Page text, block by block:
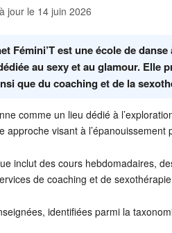
jour le 14 juin 2026
Fémini’T est une école de
au sexy et au glamour. Elle
que du coaching et de la
comme un lieu dédié à
approche visant à l’épanouissement
inclut des cours hebdomadaires,
de coaching et de
identifiées parmi la